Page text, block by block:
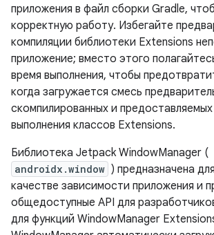
приложения в файл сборки Gradle,
корректную работу. Избегайте
компиляции библиотеки Extensions
приложение; вместо этого
время выполнения, чтобы
когда загружается смесь
скомпилированных и
выполнения классов Extensions.
Библиотека Jetpack WindowManager (
androidx.window ) предназначена
качестве зависимости приложения и
общедоступные API для
для функций WindowManager